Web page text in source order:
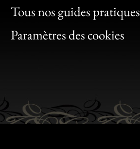
Tous nos guides pratiques
Paramètres des cookies